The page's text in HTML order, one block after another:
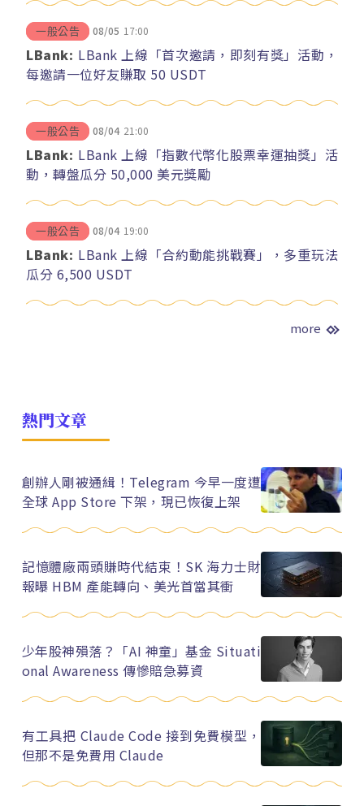
一般公告 08/05 17:00
LBank: LBank 上線「首次邀請，即刻有獎」活動，
每邀請一位好友賺取 50 USDT
一般公告 08/04 21:00
LBank: LBank 上線「指數代幣化股票幸運抽獎」活
動，轉盤瓜分 50,000 美元獎勵
一般公告 08/04 19:00
LBank: LBank 上線「合約動能挑戰賽」，多重玩法
瓜分 6,500 USDT
more
熱門文章
創辦人剛被通緝！Telegram 今早一度遭
全球 App Store 下架，現已恢復上架
記憶體廠兩頭賺時代結束！SK 海力士財
報曝 HBM 產能轉向、美光首當其衝
少年股神殞落？「AI 神童」基金 Situati
onal Awareness 傳慘賠急募資
有工具把 Claude Code 接到免費模型，
但那不是免費用 Claude